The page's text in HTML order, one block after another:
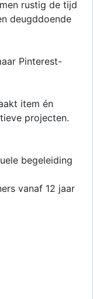
rustig de tijd
deugddoende
Pinterest-
item én
projecten.
begeleiding
vanaf 12 jaar